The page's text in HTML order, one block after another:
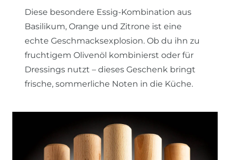
Diese besondere Essig-Kombination aus
Basilikum, Orange und Zitrone ist eine
echte Geschmacksexplosion. Ob du ihn zu
fruchtigem Olivenöl kombinierst oder für
Dressings nutzt – dieses Geschenk bringt
frische, sommerliche Noten in die Küche.